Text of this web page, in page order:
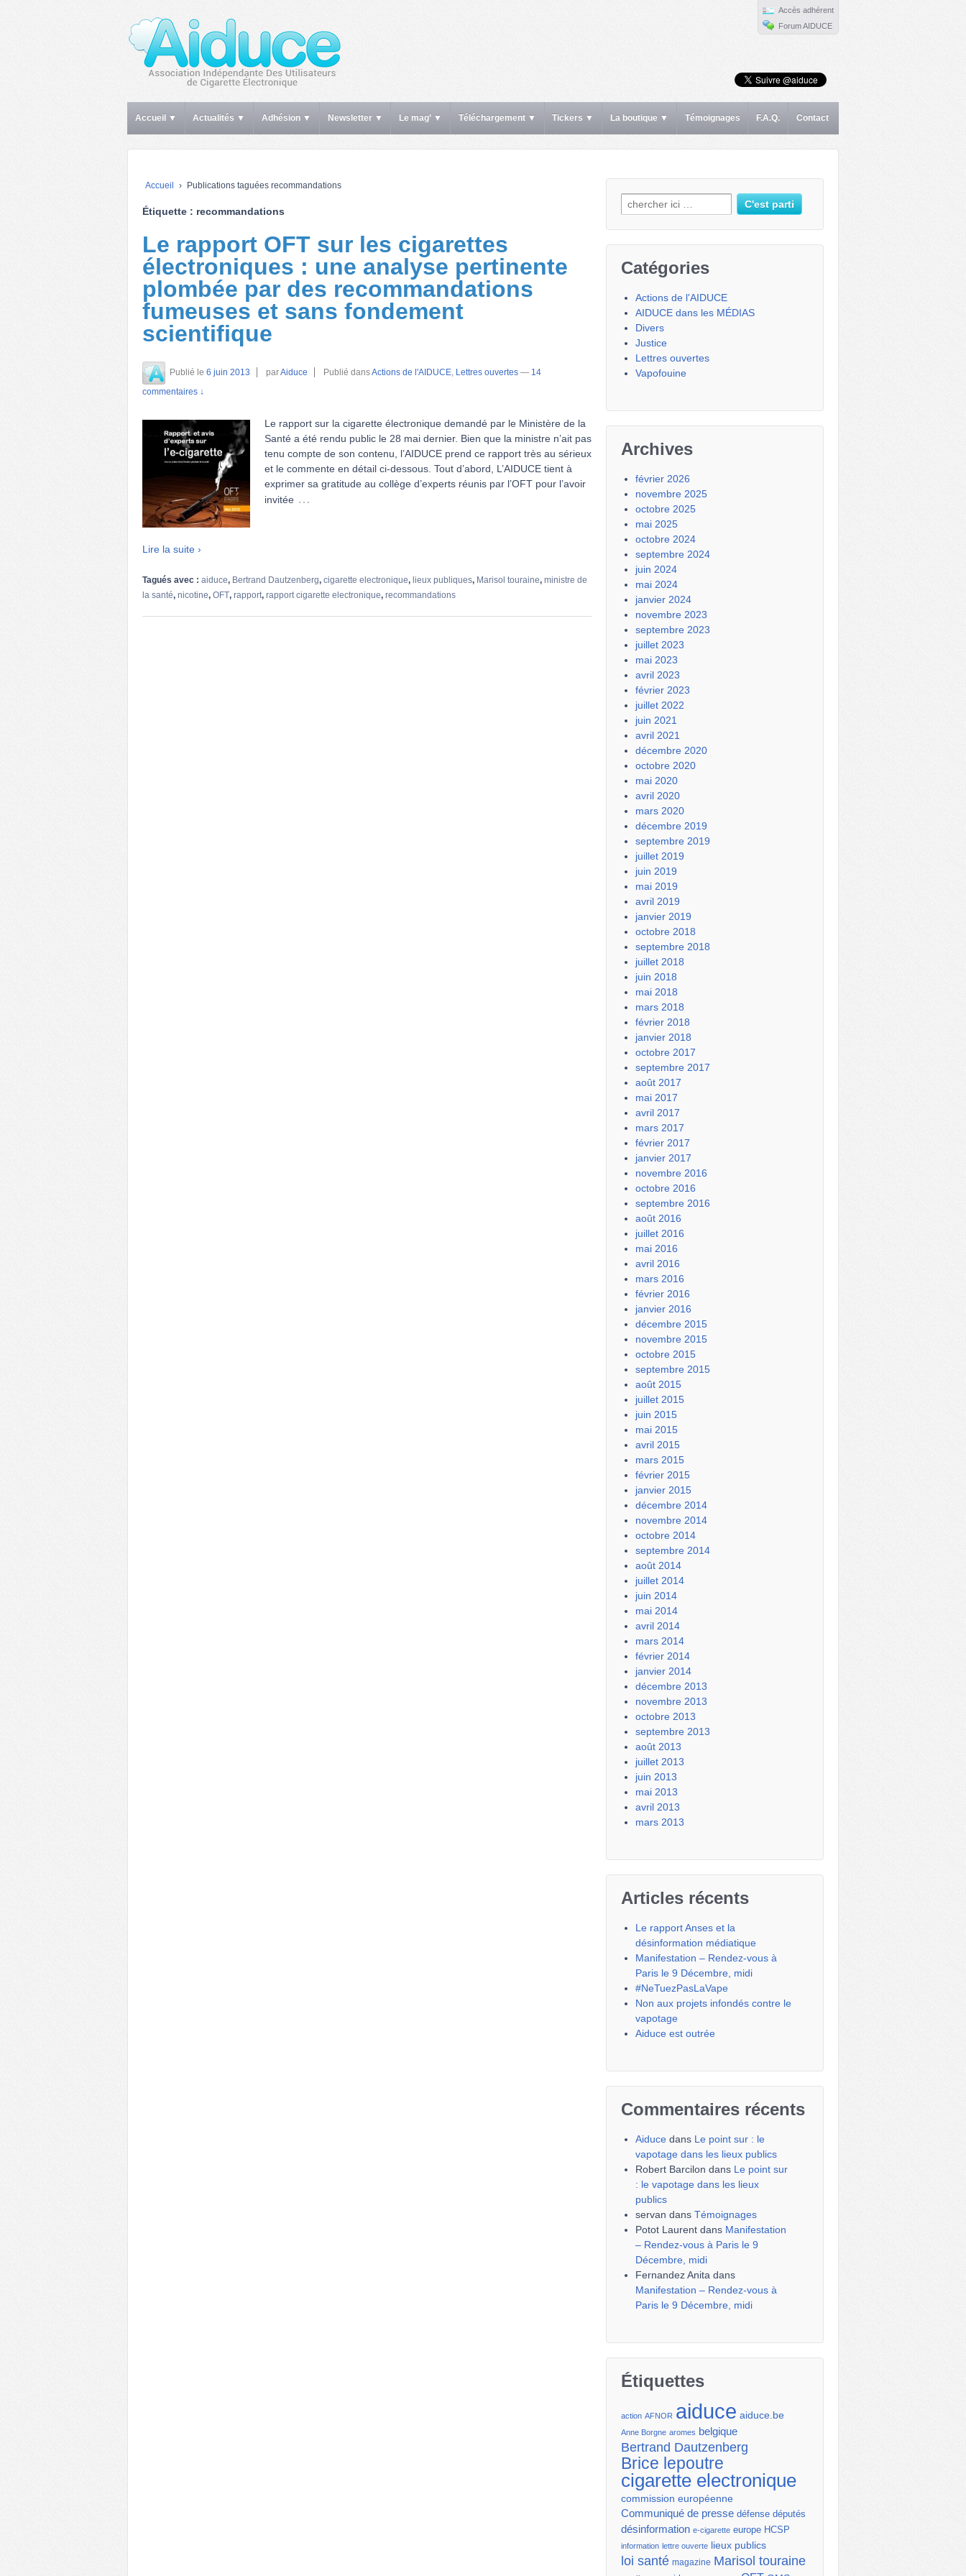
Accès adhérent
Forum AIDUCE
Accueil ▼ Actualités ▼ Adhésion ▼ Newsletter ▼ Le mag’ ▼ Téléchargement ▼ Tickers ▼ La boutique ▼ Témoignages F.A.Q. Contact
Accueil › Publications taguées recommandations
Étiquette : recommandations
Le rapport OFT sur les cigarettes
électroniques : une analyse pertinente
plombée par des recommandations
fumeuses et sans fondement
scientifique
Publié le 6 juin 2013 parAiduce Publié dansActions de l'AIDUCE, Lettres ouvertes — 14
commentaires ↓
Le rapport sur la cigarette électronique demandé par le Ministère de la
Santé a été rendu public le 28 mai dernier. Bien que la ministre n’ait pas
tenu compte de son contenu, l’AIDUCE prend ce rapport très au sérieux
et le commente en détail ci-dessous. Tout d’abord, L’AIDUCE tient à
exprimer sa gratitude au collège d’experts réunis par l’OFT pour l’avoir
invitée …
Lire la suite ›
Tagués avec : aiduce, Bertrand Dautzenberg, cigarette electronique, lieux publiques, Marisol touraine, ministre de
la santé, nicotine, OFT, rapport, rapport cigarette electronique, recommandations
Recherche pour:
Catégories
Actions de l'AIDUCE
AIDUCE dans les MÉDIAS
Divers
Justice
Lettres ouvertes
Vapofouine
Archives
février 2026
novembre 2025
octobre 2025
mai 2025
octobre 2024
septembre 2024
juin 2024
mai 2024
janvier 2024
novembre 2023
septembre 2023
juillet 2023
mai 2023
avril 2023
février 2023
juillet 2022
juin 2021
avril 2021
décembre 2020
octobre 2020
mai 2020
avril 2020
mars 2020
décembre 2019
septembre 2019
juillet 2019
juin 2019
mai 2019
avril 2019
janvier 2019
octobre 2018
septembre 2018
juillet 2018
juin 2018
mai 2018
mars 2018
février 2018
janvier 2018
octobre 2017
septembre 2017
août 2017
mai 2017
avril 2017
mars 2017
février 2017
janvier 2017
novembre 2016
octobre 2016
septembre 2016
août 2016
juillet 2016
mai 2016
avril 2016
mars 2016
février 2016
janvier 2016
décembre 2015
novembre 2015
octobre 2015
septembre 2015
août 2015
juillet 2015
juin 2015
mai 2015
avril 2015
mars 2015
février 2015
janvier 2015
décembre 2014
novembre 2014
octobre 2014
septembre 2014
août 2014
juillet 2014
juin 2014
mai 2014
avril 2014
mars 2014
février 2014
janvier 2014
décembre 2013
novembre 2013
octobre 2013
septembre 2013
août 2013
juillet 2013
juin 2013
mai 2013
avril 2013
mars 2013
Articles récents
Le rapport Anses et la
désinformation médiatique
Manifestation – Rendez-vous à
Paris le 9 Décembre, midi
#NeTuezPasLaVape
Non aux projets infondés contre le
vapotage
Aiduce est outrée
Commentaires récents
Aiduce dans Le point sur : le
vapotage dans les lieux publics
Robert Barcilon dans Le point sur
: le vapotage dans les lieux
publics
servan dansTémoignages
Potot Laurent dans Manifestation
– Rendez-vous à Paris le 9
Décembre, midi
Fernandez Anita dans
Manifestation – Rendez-vous à
Paris le 9 Décembre, midi
Étiquettes
action AFNOR aiduce aiduce.be
Anne Borgne aromes belgique
Bertrand Dautzenberg
Brice lepoutre
cigarette electronique
commission européenne
Communiqué de presse défense députés
désinformation e-cigarette europe HCSP
information lettre ouverte lieux publics
loi santé magazine Marisol touraine